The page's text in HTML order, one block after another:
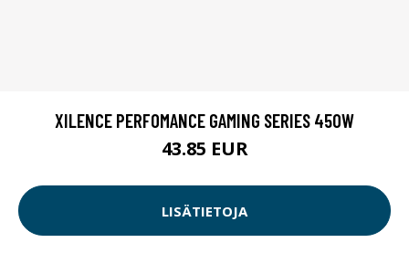
XILENCE PERFOMANCE GAMING SERIES 450W
43.85 EUR
LISÄTIETOJA